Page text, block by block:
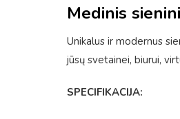
Medinis
Unikalus ir modernus
jūsų svetainei, biurui,
SPECIFIKACIJA: